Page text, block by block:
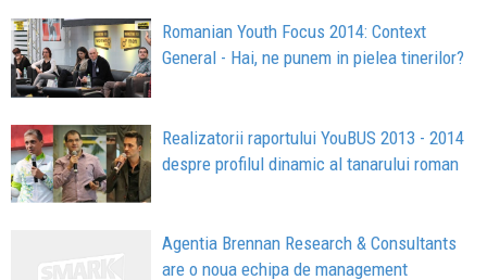
Romanian Youth Focus 2014: Context
General - Hai, ne punem in pielea tinerilor?
Realizatorii raportului YouBUS 2013 - 2014
despre profilul dinamic al tanarului roman
Agentia Brennan Research & Consultants
are o noua echipa de management